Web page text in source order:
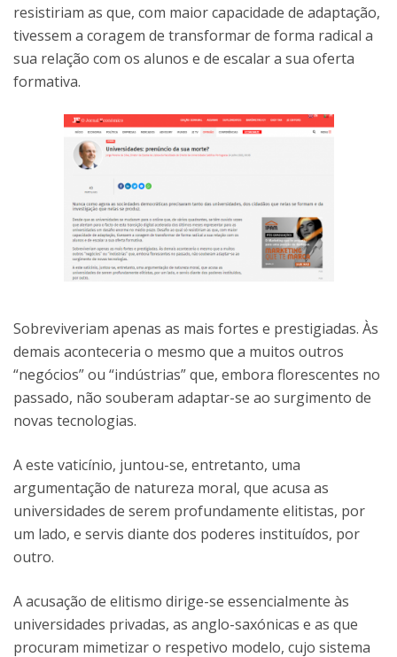
resistiriam as que, com maior capacidade de adaptação,
tivessem a coragem de transformar de forma radical a
sua relação com os alunos e de escalar a sua oferta
formativa.
Sobreviveriam apenas as mais fortes e prestigiadas. Às
demais aconteceria o mesmo que a muitos outros
“negócios” ou “indústrias” que, embora florescentes no
passado, não souberam adaptar-se ao surgimento de
novas tecnologias.
A este vaticínio, juntou-se, entretanto, uma
argumentação de natureza moral, que acusa as
universidades de serem profundamente elitistas, por
um lado, e servis diante dos poderes instituídos, por
outro.
A acusação de elitismo dirige-se essencialmente às
universidades privadas, as anglo-saxónicas e as que
procuram mimetizar o respetivo modelo, cujo sistema